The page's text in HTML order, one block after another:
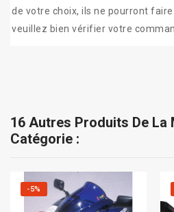
de votre choix, ils ne pourront faire
veuillez bien vérifier votre
16 Autres Produits De La
Catégorie :
-5%